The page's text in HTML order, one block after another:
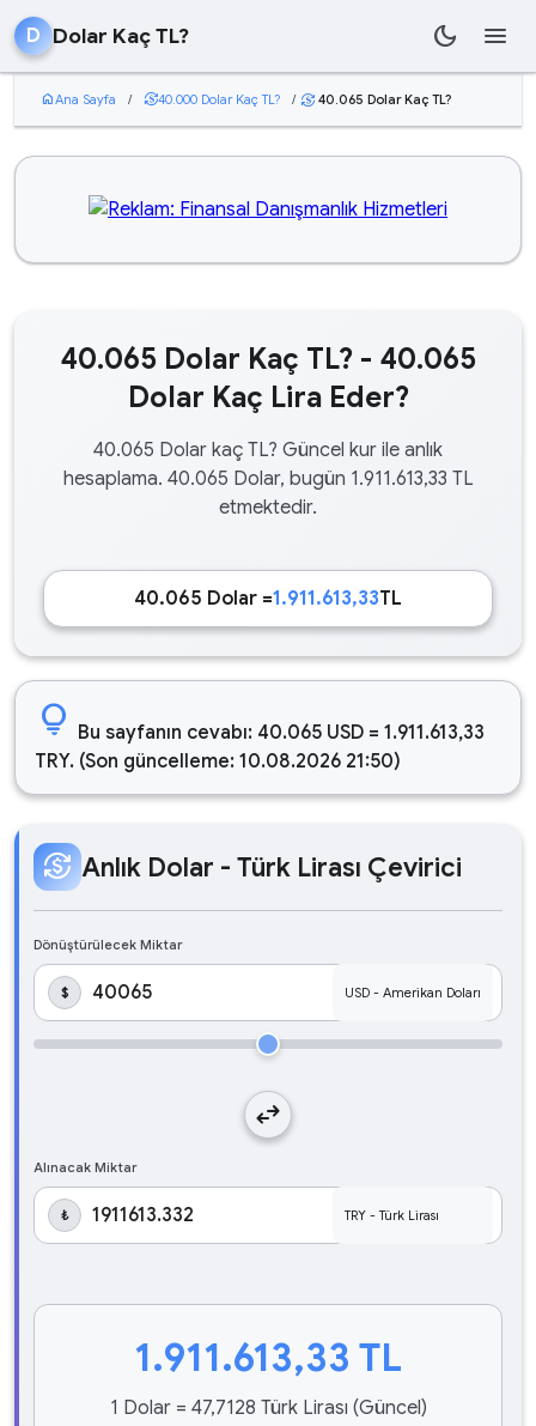
D Dolar Kaç TL? dark_mode menu
homeAna Sayfa / currency_exchange40.000 Dolar Kaç TL? / currency_exchange 40.065 Dolar Kaç TL?
40.065 Dolar Kaç TL? - 40.065
Dolar Kaç Lira Eder?
40.065 Dolar kaç TL? Güncel kur ile anlık
hesaplama. 40.065 Dolar, bugün 1.911.613,33 TL
etmektedir.
40.065 Dolar =1.911.613,33TL
lightbulb Bu sayfanın cevabı: 40.065 USD = 1.911.613,33
TRY. (Son güncelleme: 10.08.2026 21:50)
currency_exchange Anlık Dolar - Türk Lirası Çevirici
Dönüştürülecek Miktar
$
swap_horiz
Alınacak Miktar
₺
1.911.613,33 TL
1 Dolar = 47,7128 Türk Lirası (Güncel)